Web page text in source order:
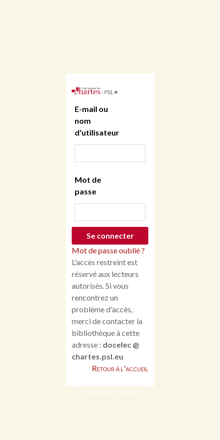
E-mail ou
nom
d'utilisateur
Mot de
passe
Mot de passe oublié ?
L'accès restreint est
réservé aux lecteurs
autorisés. Si vous
rencontrez un
problème d'accès,
merci de contacter la
bibliothèque à cette
adresse : docelec @
chartes.psl.eu
Retour à l'accueil
Propulsé par Omeka S